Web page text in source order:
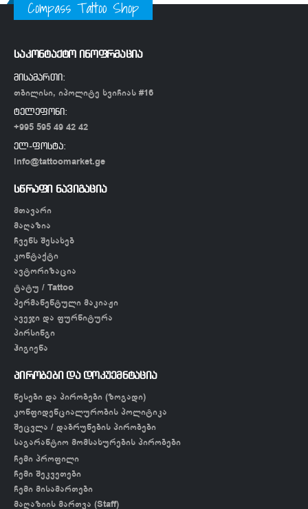
Compass Tattoo Shop
საკონტაქტო ინოფრმაცია
მისამართი:
თბილისი, იპოლიტე ხვიჩიას #16
ტელეფონი:
+995 595 49 42 42
ელ-ფოსტა:
info@tattoomarket.ge
სწრაფი ნავიგაცია
მთავარი
მაღაზია
ჩვენს შესახებ
კონტაქტი
ავტორიზაცია
ტატუ / Tattoo
პერმანენტული მაკიაჟი
ავეჯი და ფურნიტურა
პირსინგი
ჰიგიენა
პირობები და დოკუემნტაცია
წესები და პირობები (ზოგადი)
კონფიდენციალურობის პოლიტიკა
შეცვლა / დაბრუნების პირობები
საგარანტიო მომსახურების პირობები
ჩემი პროფილი
ჩემი შეკვეთები
ჩემი მისამართები
მაღაზიის მართვა (Staff)